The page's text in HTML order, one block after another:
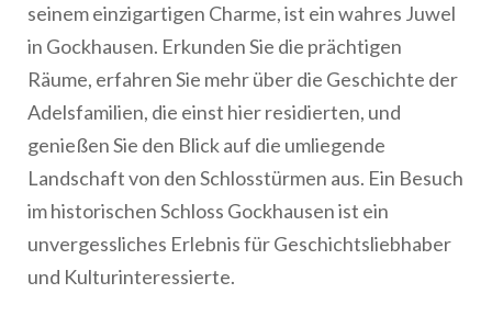
seinem einzigartigen Charme, ist ein wahres Juwel
in Gockhausen. Erkunden Sie die prächtigen
Räume, erfahren Sie mehr über die Geschichte der
Adelsfamilien, die einst hier residierten, und
genießen Sie den Blick auf die umliegende
Landschaft von den Schlosstürmen aus. Ein Besuch
im historischen Schloss Gockhausen ist ein
unvergessliches Erlebnis für Geschichtsliebhaber
und Kulturinteressierte.